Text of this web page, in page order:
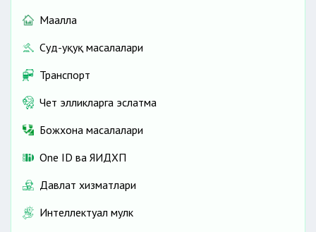
Маҳалла
Суд-ҳуқуқ масалалари
Транспорт
Чет элликларга эслатма
Божхона масалалари
One ID ва ЯИДХП
Давлат хизматлари
Интеллектуал мулк